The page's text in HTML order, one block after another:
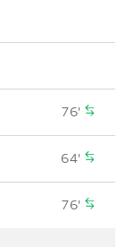
76'
64'
76'